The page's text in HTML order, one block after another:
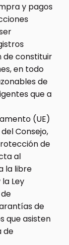
y pagos
de constituir
en todo
de
que a
(UE)
Consejo,
de
al
la libre
Ley
de
que asisten
de